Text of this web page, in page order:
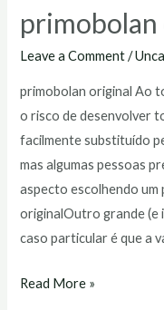
Leave a Comment /
primobolan original Ao
o risco de desenvolver
facilmente substituído
mas algumas pessoas
aspecto escolhendo
originalOutro grande (e
caso particular é que a
primobolan
Read More »